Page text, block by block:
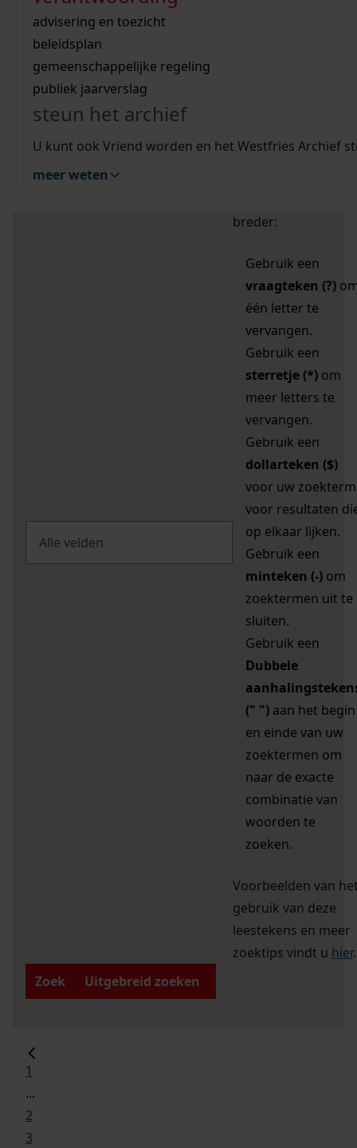
bouwvergunningen
omgevingsvergunningen
vergunningen
beeld en geluid
uitleg nodig?
Wij helpen u op weg met een aantal zoektips.
bekijk alle zoektips
Wij helpen u op weg met een aantal zoektips.
bekijk alle zoektips
bekijk ons geschiedenislokaal
advisering en toezicht
beleidsplan
gemeenschappelijke regeling
publiek jaarverslag
steun het archief
U kunt ook Vriend worden en het Westfries Archief
meer weten
zoektips
Mijn Studiezaal (inloggen)
uw zoekopdracht te
breder:
Gebruik een
vraagteken (?)
één letter te
vervangen.
Gebruik een
sterretje (*) om
meer letters te
vervangen.
Gebruik een
dollarteken ($)
voor uw zoekterm
voor resultaten
op elkaar lijken.
Gebruik een
minteken (-) om
zoektermen uit te
sluiten.
Gebruik een
Dubbele
(" ") aan het begin
en einde van uw
zoektermen om
naar de exacte
combinatie van
woorden te
zoeken.
Voorbeelden van
gebruik van deze
leestekens en meer
zoektips vindt u hier.
Zoek
Uitgebreid zoeken
1
...
2
3